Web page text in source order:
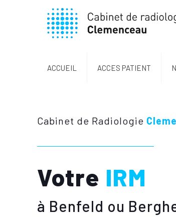
ACCUEIL ACCES PATIENT
Cabinet de Radiologie
Votre IRM
à Benfeld ou